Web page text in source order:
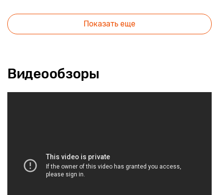
Показать еще
Видеообзоры